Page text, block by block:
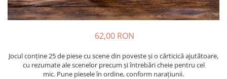
62,00 RON
Jocul conține 25 de piese cu scene din poveste și o cărticică ajutătoare,
cu rezumate ale scenelor precum și întrebări cheie pentru cel
mic. Pune piesele în ordine, conform narațiunii.